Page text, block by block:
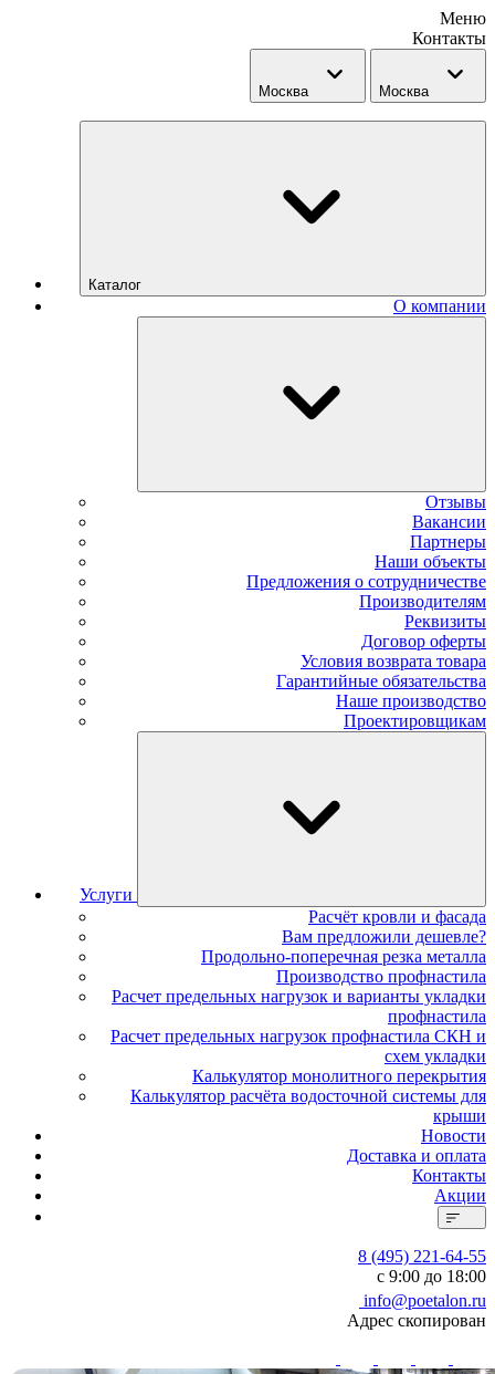
Меню
Контакты
Москва Москва
Каталог
О компании
Отзывы
Вакансии
Партнеры
Наши объекты
Предложения о сотрудничестве
Производителям
Реквизиты
Договор оферты
Условия возврата товара
Гарантийные обязательства
Наше производство
Проектировщикам
Услуги
Расчёт кровли и фасада
Вам предложили дешевле?
Продольно-поперечная резка металла
Производство профнастила
Расчет предельных нагрузок и варианты укладки
профнастила
Расчет предельных нагрузок профнастила СКН и
схем укладки
Калькулятор монолитного перекрытия
Калькулятор расчёта водосточной системы для
крыши
Новости
Доставка и оплата
Контакты
Акции
8 (495) 221-64-55
с 9:00 до 18:00
info@poetalon.ru
Адрес скопирован